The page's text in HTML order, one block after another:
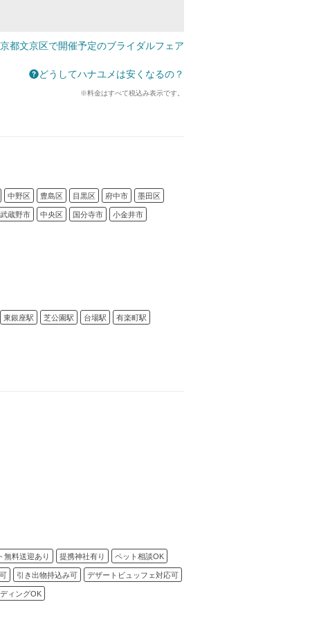
都文京区で開催予定のブライダルフェア
どうしてハナユメは安くなるの？
※料金はすべて税込み表示です。
中野区 豊島区 目黒区 府中市 墨田区
武蔵野市 中央区 国分寺市 小金井市
東銀座駅 芝公園駅 台場駅 有楽町駅
無料送迎あり 提携神社有り ペット相談OK
引き出物持込み可 デザートビュッフェ対応可
ィングOK